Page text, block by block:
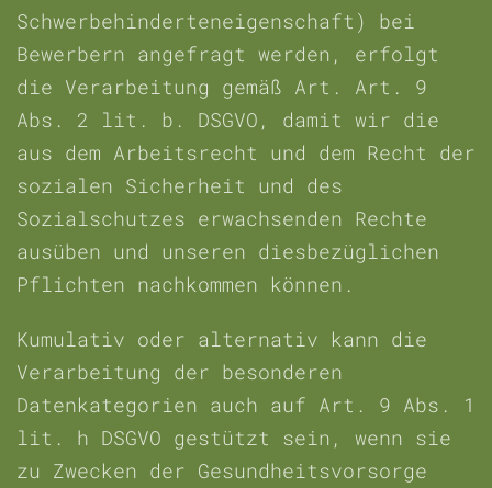
Schwerbehinderteneigenschaft) bei
Bewerbern angefragt werden, erfolgt
die Verarbeitung gemäß Art. Art. 9
Abs. 2 lit. b. DSGVO, damit wir die
aus dem Arbeitsrecht und dem Recht der
sozialen Sicherheit und des
Sozialschutzes erwachsenden Rechte
ausüben und unseren diesbezüglichen
Pflichten nachkommen können.
Kumulativ oder alternativ kann die
Verarbeitung der besonderen
Datenkategorien auch auf Art. 9 Abs. 1
lit. h DSGVO gestützt sein, wenn sie
zu Zwecken der Gesundheitsvorsorge